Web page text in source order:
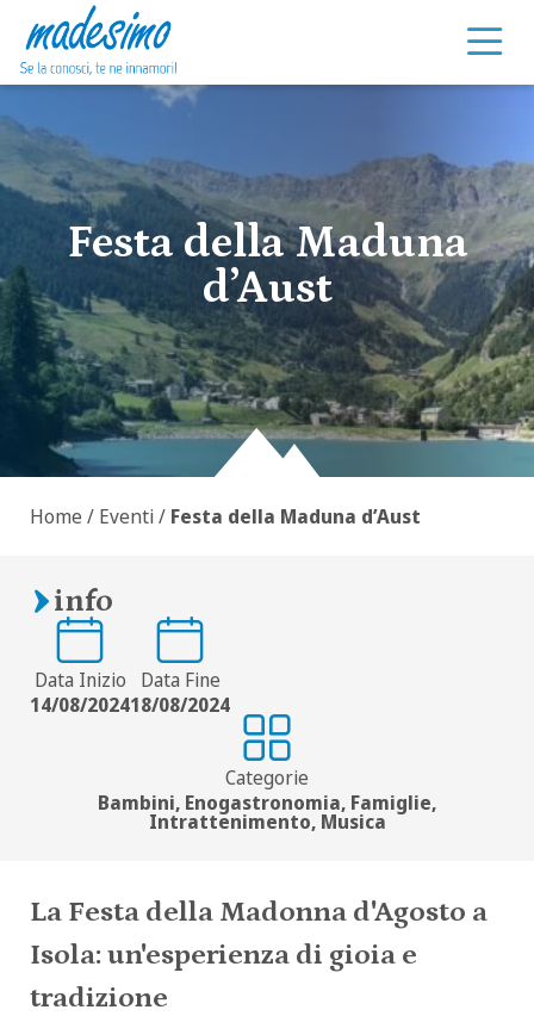
Vai al contenuto
Festa della Maduna
d’Aust
Home / Eventi/ Festa della Maduna d’Aust
info
Data Inizio
14/08/2024
Data Fine
18/08/2024
Categorie
Bambini, Enogastronomia, Famiglie,
Intrattenimento, Musica
La Festa della Madonna d'Agosto a
Isola: un'esperienza di gioia e
tradizione